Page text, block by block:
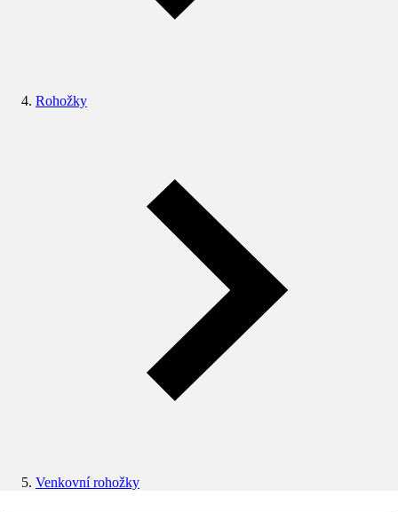
Rohožky
Venkovní rohožky